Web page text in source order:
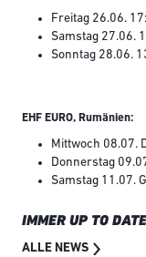
Freitag 26.06.
Samstag 27.06.
Sonntag 28.06.
EHF EURO, Rumänien:
Mittwoch 08.07.
Donnerstag
Samstag 11.07.
IMMER UP TO
ALLE NEWS